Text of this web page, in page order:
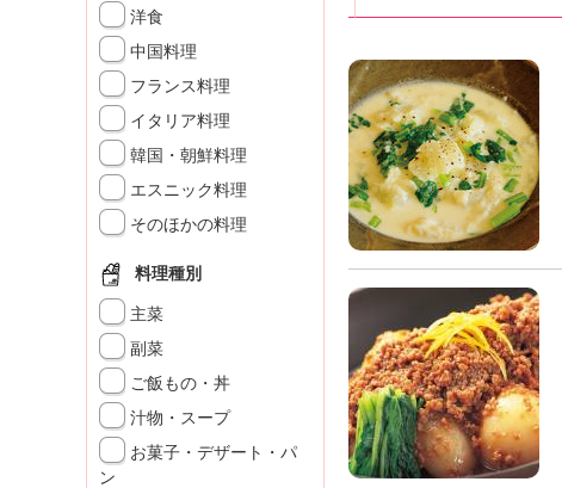
き
う
の
料
理
」
洋食
中国料理
フランス料理
イタリア料理
韓国・朝鮮料理
エスニック料理
そのほかの料理
料理種別
主菜
副菜
ご飯もの・丼
汁物・スープ
お菓子・デザート・パ
ン